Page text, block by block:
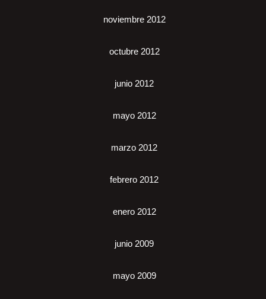
noviembre 2012
octubre 2012
junio 2012
mayo 2012
marzo 2012
febrero 2012
enero 2012
junio 2009
mayo 2009